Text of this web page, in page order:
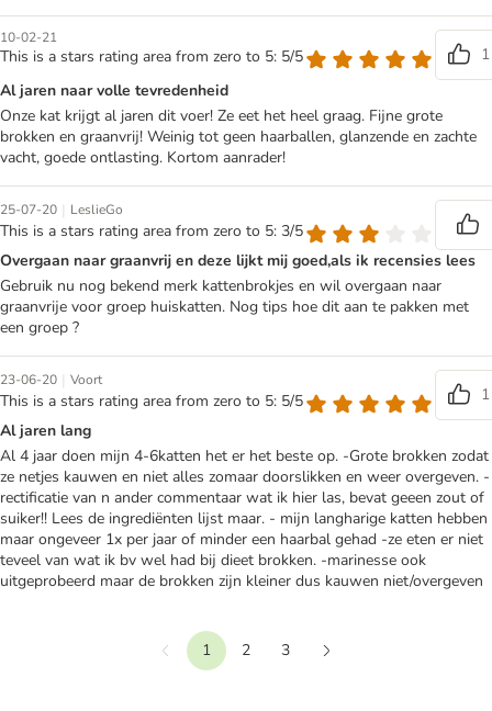
10-02-21
This is a stars rating area from zero to 5: 5/5
1
Al jaren naar volle tevredenheid
Onze kat krijgt al jaren dit voer! Ze eet het heel graag. Fijne grote
brokken en graanvrij! Weinig tot geen haarballen, glanzende en zachte
vacht, goede ontlasting. Kortom aanrader!
25-07-20 | LeslieGo
This is a stars rating area from zero to 5: 3/5
Overgaan naar graanvrij en deze lijkt mij goed,als ik recensies lees
Gebruik nu nog bekend merk kattenbrokjes en wil overgaan naar
graanvrije voor groep huiskatten. Nog tips hoe dit aan te pakken met
een groep ?
23-06-20 | Voort
This is a stars rating area from zero to 5: 5/5
1
Al jaren lang
Al 4 jaar doen mijn 4-6katten het er het beste op. -Grote brokken zodat
ze netjes kauwen en niet alles zomaar doorslikken en weer overgeven. -
rectificatie van n ander commentaar wat ik hier las, bevat geeen zout of
suiker!! Lees de ingrediënten lijst maar. - mijn langharige katten hebben
maar ongeveer 1x per jaar of minder een haarbal gehad -ze eten er niet
teveel van wat ik bv wel had bij dieet brokken. -marinesse ook
uitgeprobeerd maar de brokken zijn kleiner dus kauwen niet/overgeven
Terug 1 2
3